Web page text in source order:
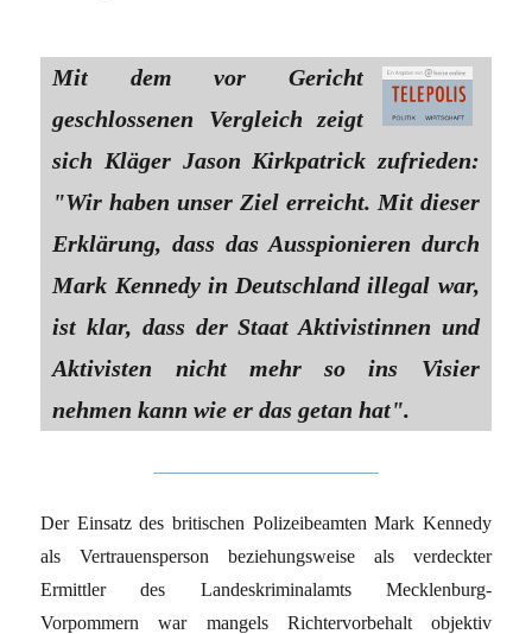
Mit dem vor Gericht
geschlossenen Vergleich zeigt
sich Kläger Jason Kirkpatrick zufrieden:
"Wir haben unser Ziel erreicht. Mit dieser
Erklärung, dass das Ausspionieren durch
Mark Kennedy in Deutschland illegal war,
ist klar, dass der Staat Aktivistinnen und
Aktivisten nicht mehr so ins Visier
nehmen kann wie er das getan hat".
Der Einsatz des britischen Polizeibeamten Mark Kennedy
als Vertrauensperson beziehungsweise als verdeckter
Ermittler des Landeskriminalamts Mecklenburg-
Vorpommern war mangels Richtervorbehalt objektiv